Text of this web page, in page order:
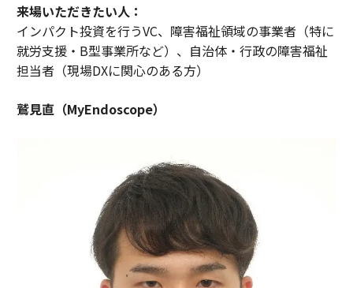
来場いただきたい人：
インパクト投資を行うVC、障害福祉領域の事業者（特に
就労支援・B型事業所など）、自治体・行政の障害福祉
担当者（現場DXに関心のある方）
鷲見直（MyEndoscope）